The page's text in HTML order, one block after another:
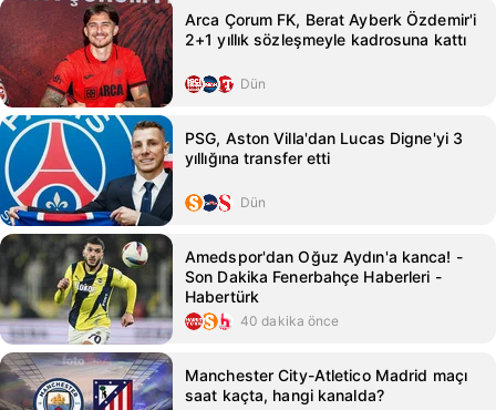
Arca Çorum FK, Berat Ayberk Özdemir'i
2+1 yıllık sözleşmeyle kadrosuna kattı
Dün
PSG, Aston Villa'dan Lucas Digne'yi 3
yıllığına transfer etti
Dün
Amedspor'dan Oğuz Aydın'a kanca! -
Son Dakika Fenerbahçe Haberleri -
Habertürk
40 dakika önce
Manchester City-Atletico Madrid maçı
saat kaçta, hangi kanalda?